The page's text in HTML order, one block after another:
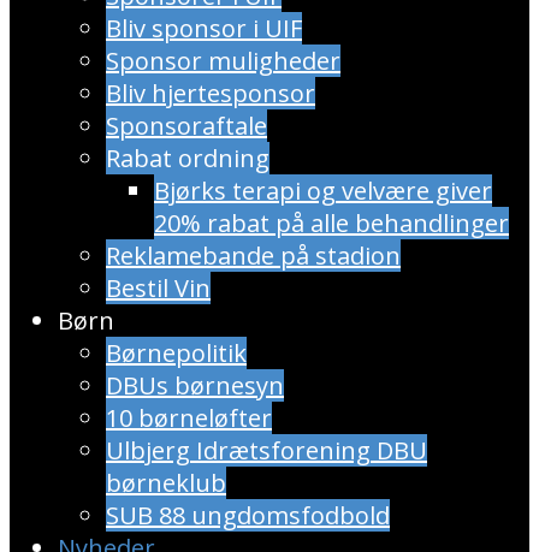
Bliv sponsor i UIF
Sponsor muligheder
Bliv hjertesponsor
Sponsoraftale
Rabat ordning
​Bjørks terapi og velvære giver
20% rabat på alle behandlinger
Reklamebande på stadion
Bestil Vin
Børn
Børnepolitik
DBUs børnesyn
10 børneløfter
Ulbjerg Idrætsforening DBU
børneklub
SUB 88 ungdomsfodbold